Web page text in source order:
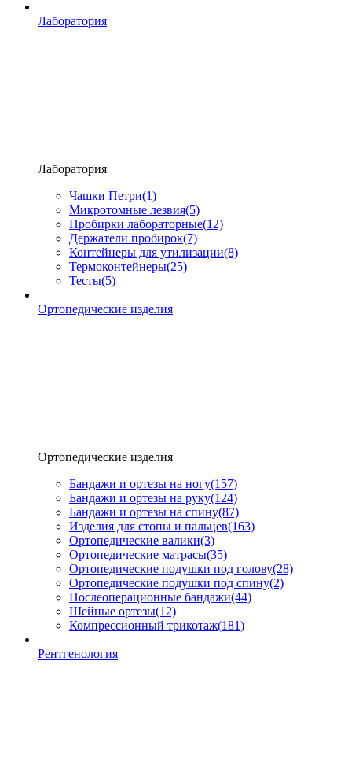
Лаборатория
Лаборатория
Чашки Петри(1)
Микротомные лезвия(5)
Пробирки лабораторные(12)
Держатели пробирок(7)
Контейнеры для утилизации(8)
Термоконтейнеры(25)
Тесты(5)
Ортопедические изделия
Ортопедические изделия
Бандажи и ортезы на ногу(157)
Бандажи и ортезы на руку(124)
Бандажи и ортезы на спину(87)
Изделия для стопы и пальцев(163)
Ортопедические валики(3)
Ортопедические матрасы(35)
Ортопедические подушки под голову(28)
Ортопедические подушки под спину(2)
Послеоперационные бандажи(44)
Шейные ортезы(12)
Компрессионный трикотаж(181)
Рентгенология